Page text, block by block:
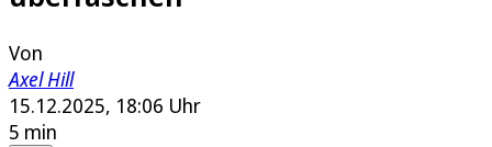
Von
Axel Hill
15.12.2025, 18:06 Uhr
5 min